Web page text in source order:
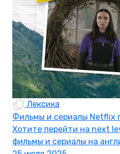
Лексика
Фильмы и сериалы Netflix
Хотите перейти на next
фильмы и сериалы на